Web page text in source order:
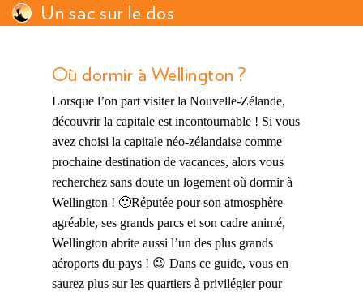
Un sac sur le dos
Où dormir à Wellington ?
Lorsque l’on part visiter la Nouvelle-Zélande,
découvrir la capitale est incontournable ! Si vous
avez choisi la capitale néo-zélandaise comme
prochaine destination de vacances, alors vous
recherchez sans doute un logement où dormir à
Wellington ! 🙂Réputée pour son atmosphère
agréable, ses grands parcs et son cadre animé,
Wellington abrite aussi l’un des plus grands
aéroports du pays ! 😉 Dans ce guide, vous en
saurez plus sur les quartiers à privilégier pour